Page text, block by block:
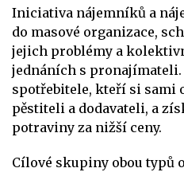
Iniciativa nájemníků a
do masové organizace,
jejich problémy a
jednáních s pronajímateli.
spotřebitele, kteří si sami
pěstiteli a dodavateli, a
potraviny za nižší ceny.
Cílové skupiny obou typů